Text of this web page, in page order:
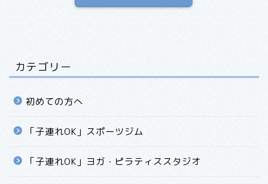
カテゴリー
初めての方へ
「子連れOK」スポーツジム
「子連れOK」ヨガ・ピラティススタジオ